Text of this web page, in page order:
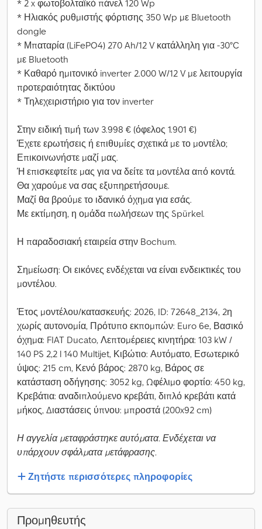
* 2 x φωτοβολταϊκό πάνελ 120 Wp
* Ηλιακός ρυθμιστής φόρτισης 350 Wp με Bluetooth
dongle
* Μπαταρία (LiFePO4) 270 Ah/12 V κατάλληλη για -30°C
με Bluetooth
* Καθαρό ημιτονικό inverter 2.000 W/12 V με λειτουργία
προτεραιότητας δικτύου
* Τηλεχειριστήριο για τον inverter
Στην ειδική τιμή των 3.998 € (όφελος 1.901 €)
Έχετε ερωτήσεις ή επιθυμίες σχετικά με το μοντέλο;
Επικοινωνήστε μαζί μας.
Ή επισκεφτείτε μας για να δείτε τα μοντέλα από κοντά.
Θα χαρούμε να σας εξυπηρετήσουμε.
Μαζί θα βρούμε το ιδανικό όχημα για εσάς.
Με εκτίμηση, η ομάδα πωλήσεων της Spürkel.
Η παραδοσιακή εταιρεία στην Bochum.
Σημείωση: Οι εικόνες ενδέχεται να είναι ενδεικτικές του
μοντέλου.
Έτος μοντέλου/κατασκευής: 2026, ID: 72648_2134, 2η
χωρίς αυτονομία, Πρότυπο εκπομπών: Euro 6e, Βασικό
όχημα: FIAT Ducato, Λεπτομέρειες κινητήρα: 103 kW /
140 PS 2,2 l 140 Multijet, Κιβώτιο: Αυτόματο, Εσωτερικό
ύψος: 215 cm, Κενό βάρος: 2870 kg, Βάρος σε
κατάσταση οδήγησης: 3052 kg, Ωφέλιμο φορτίο: 450 kg,
Κρεβάτια: αναδιπλούμενο κρεβάτι, διπλό κρεβάτι κατά
μήκος, Διαστάσεις ύπνου: μπροστά (200x92 cm)
Η αγγελία μεταφράστηκε αυτόματα. Ενδέχεται να
υπάρχουν σφάλματα μετάφρασης.
Ζητήστε περισσότερες πληροφορίες
Προμηθευτής